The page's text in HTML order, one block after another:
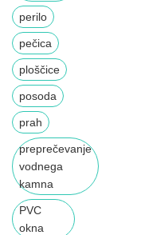
perilo
pečica
ploščice
posoda
prah
preprečevanje
vodnega
kamna
PVC
okna